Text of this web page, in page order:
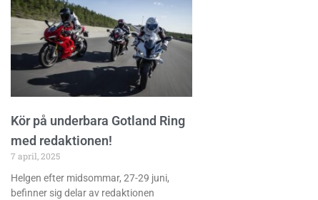
Kör på underbara Gotland Ring
med redaktionen!
7 april, 2025
Helgen efter midsommar, 27-29 juni,
befinner sig delar av redaktionen